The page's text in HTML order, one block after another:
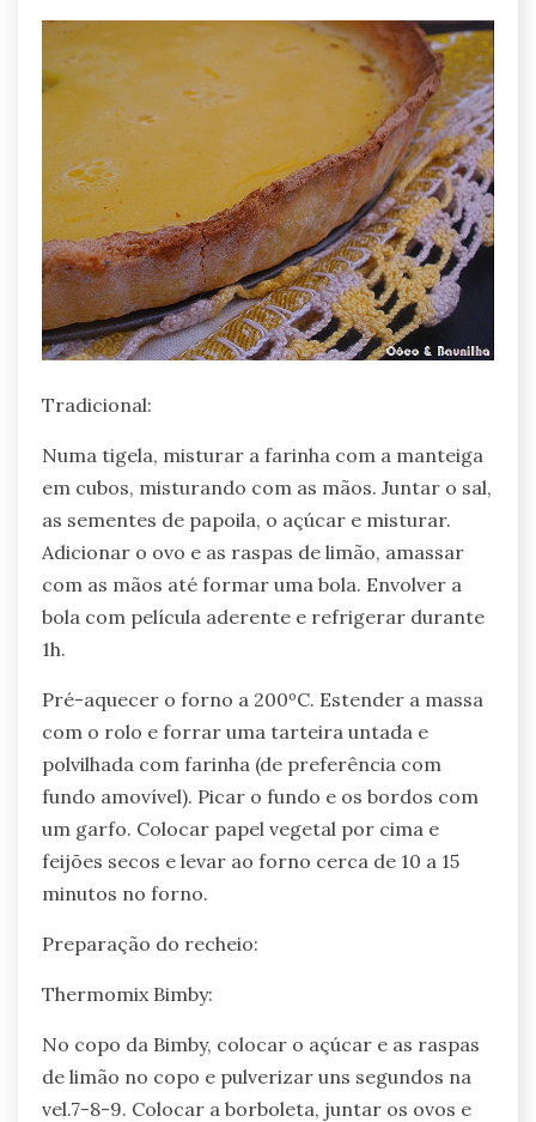
Tradicional:
Numa tigela, misturar a farinha com a manteiga
em cubos, misturando com as mãos. Juntar o sal,
as sementes de papoila, o açúcar e misturar.
Adicionar o ovo e as raspas de limão, amassar
com as mãos até formar uma bola. Envolver a
bola com película aderente e refrigerar durante
1h.
Pré-aquecer o forno a 200ºC. Estender a massa
com o rolo e forrar uma tarteira untada e
polvilhada com farinha (de preferência com
fundo amovível). Picar o fundo e os bordos com
um garfo. Colocar papel vegetal por cima e
feijões secos e levar ao forno cerca de 10 a 15
minutos no forno.
Preparação do recheio:
Thermomix Bimby:
No copo da Bimby, colocar o açúcar e as raspas
de limão no copo e pulverizar uns segundos na
vel.7-8-9. Colocar a borboleta, juntar os ovos e